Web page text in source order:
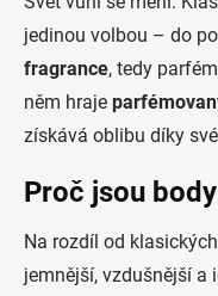
jedinou volbou – do
fragrance, tedy
něm hraje
získává oblibu díky
Proč jsou
Na rozdíl od
jemnější, vzdušnější a